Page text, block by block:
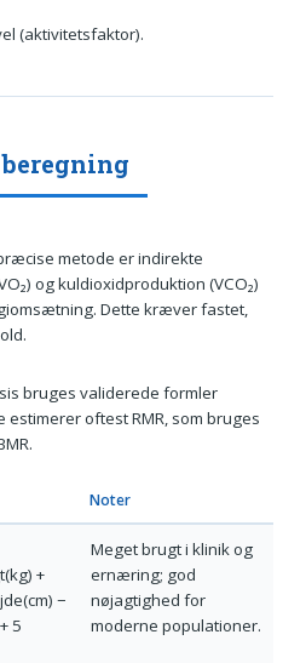
(aktivitetsfaktor).
metode er indirekte
og kuldioxidproduktion (VCO₂)
Dette kræver fastet,
bruges validerede formler
oftest RMR, som bruges
Noter
+
−
5
Meget brugt i klinik og
ernæring; god
nøjagtighed for
moderne populationer.